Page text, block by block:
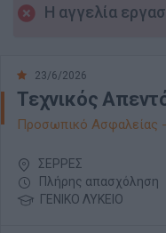
Η αγγελία
23/6/2026
Τεχνικός
Προσωπικό Ασφαλείας
ΣΕΡΡΕΣ
Πλήρης απασχόληση
ΓΕΝΙΚΟ ΛΥΚΕΙΟ